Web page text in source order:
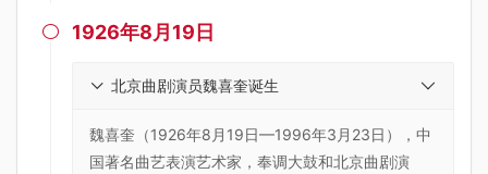
 1926年8月19日
北京曲剧演员魏喜奎诞生
魏喜奎（1926年8月19日—1996年3月23日），中
国著名曲艺表演艺术家，奉调大鼓和北京曲剧演